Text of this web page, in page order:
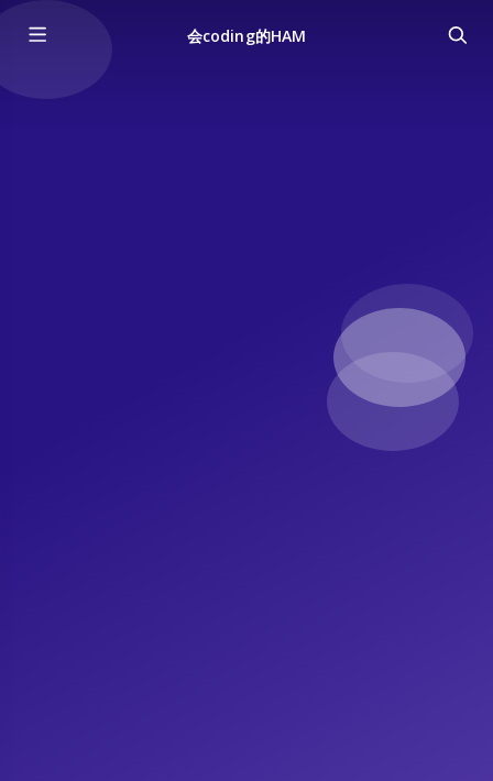
会coding的HAM